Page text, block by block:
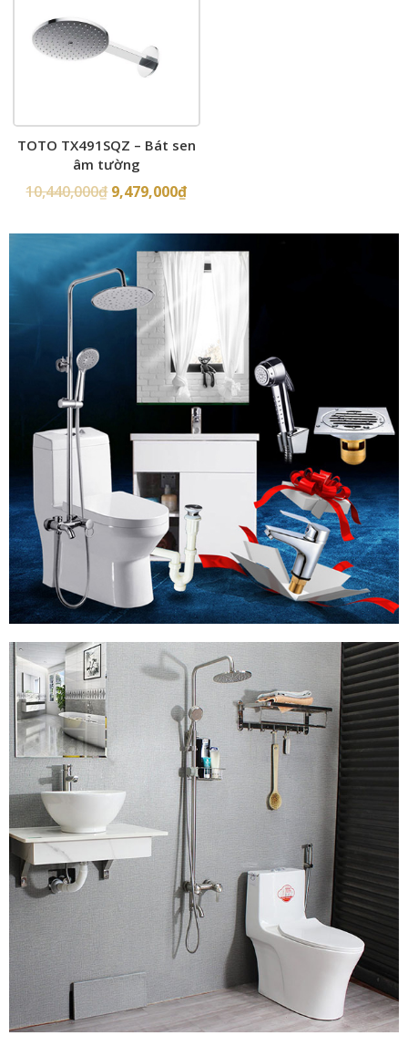
TOTO TX491SQZ – Bát sen
âm tường
10,440,000₫ 9,479,000₫